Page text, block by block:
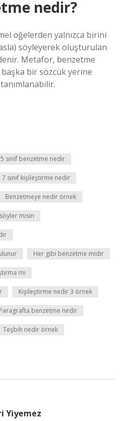
nedir?
öğelerden yalnızca birini
söyleyerek oluşturulan
Metafor, benzetme
bir sözcük yerine
5 sinif benzetme nedir
7 sınıf kişileştirme nedir
Benzetmeye nedir örnek
misin
Her gibi benzetme midir
mı
Kişileştirme nedir 3 örnek
Paragrafta benzetme nedir
Teşbih nedir örnek
Yiyemez